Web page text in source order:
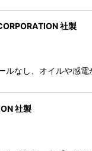
社製
なし、オイルや感
社製